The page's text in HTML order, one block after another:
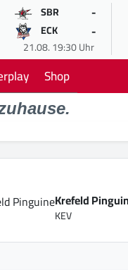
SBR -
ECK -
21.08. 19:30 Uhr
Shop
Krefeld
KEV